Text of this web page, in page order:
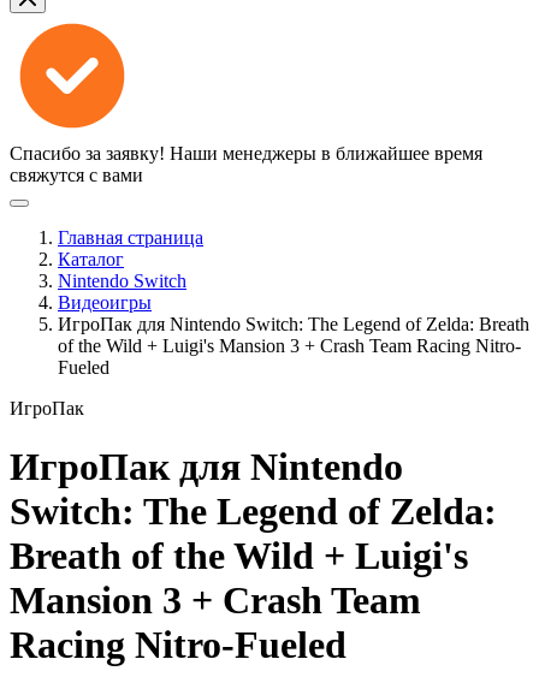
Спасибо за заявку! Наши менеджеры в ближайшее время
свяжутся с вами
Главная страница
Каталог
Nintendo Switch
Видеоигры
ИгроПак для Nintendo Switch: The Legend of Zelda: Breath
of the Wild + Luigi's Mansion 3 + Crash Team Racing Nitro-
Fueled
ИгроПак
ИгроПак для Nintendo
Switch: The Legend of Zelda:
Breath of the Wild + Luigi's
Mansion 3 + Crash Team
Racing Nitro-Fueled